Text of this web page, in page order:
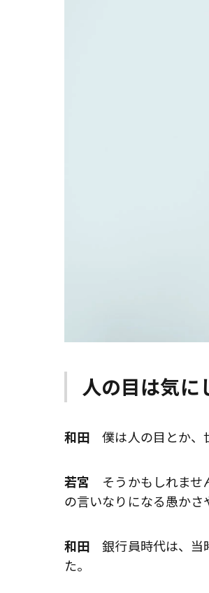
人の目は気に
和田 僕は人の目とか、
若宮 そうかもしれませ
の言いなりになる愚かさ
和田 銀行員時代は、当
た。